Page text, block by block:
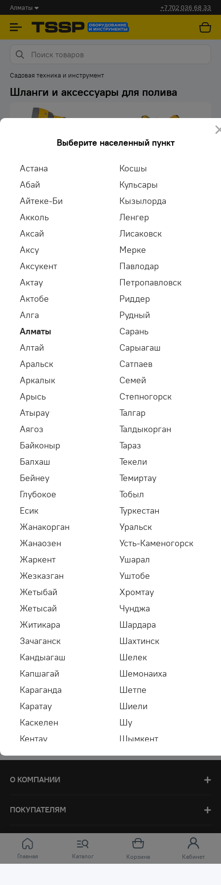
Алматы +7 702 036 68 33
Главная Каталог Корзина Кабинет
Садовая техника и инструмент
Шланги и аксессуары для полива
Садовые шланги Системы хранения шлангов
Таймеры
Найдено:
Фильтры
Бренд: HoZelock Очистить все
О КОМПАНИИ
ПОКУПАТЕЛЯМ
Выберите населенный пункт
Астана
Абай
Айтеке-Би
Акколь
Аксай
Аксу
Аксукент
Актау
Актобе
Алга
Алматы
Алтай
Аральск
Аркалык
Арысь
Атырау
Аягоз
Байконыр
Балхаш
Бейнеу
Глубокое
Есик
Жанакорган
Жанаозен
Жаркент
Жезказган
Жетыбай
Жетысай
Житикара
Зачаганск
Кандыагаш
Капшагай
Караганда
Каратау
Каскелен
Кентау
Кокшетау
Косшы
Кульсары
Кызылорда
Ленгер
Лисаковск
Мерке
Павлодар
Петропавловск
Риддер
Рудный
Сарань
Сарыагаш
Сатпаев
Семей
Степногорск
Талгар
Талдыкорган
Тараз
Текели
Темиртау
Тобыл
Туркестан
Уральск
Усть-Каменогорск
Ушарал
Уштобе
Хромтау
Чунджа
Шардара
Шахтинск
Шелек
Шемонаиха
Шетпе
Шиели
Шу
Шымкент
Щучинск